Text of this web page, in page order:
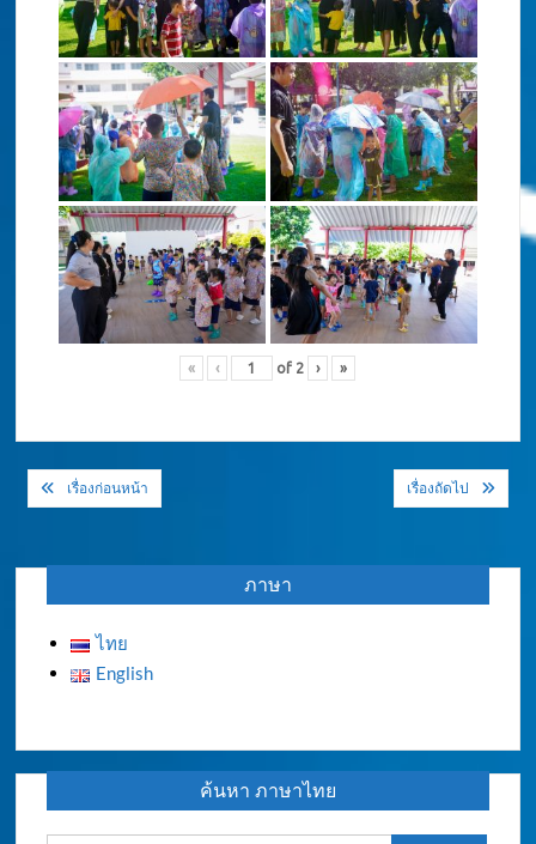
« ‹ of 2 › »
แนะแนว
เรื่องก่อนหน้า เรื่องถัดไป
ภาษา
ไทย
English
ค้นหา ภาษาไทย